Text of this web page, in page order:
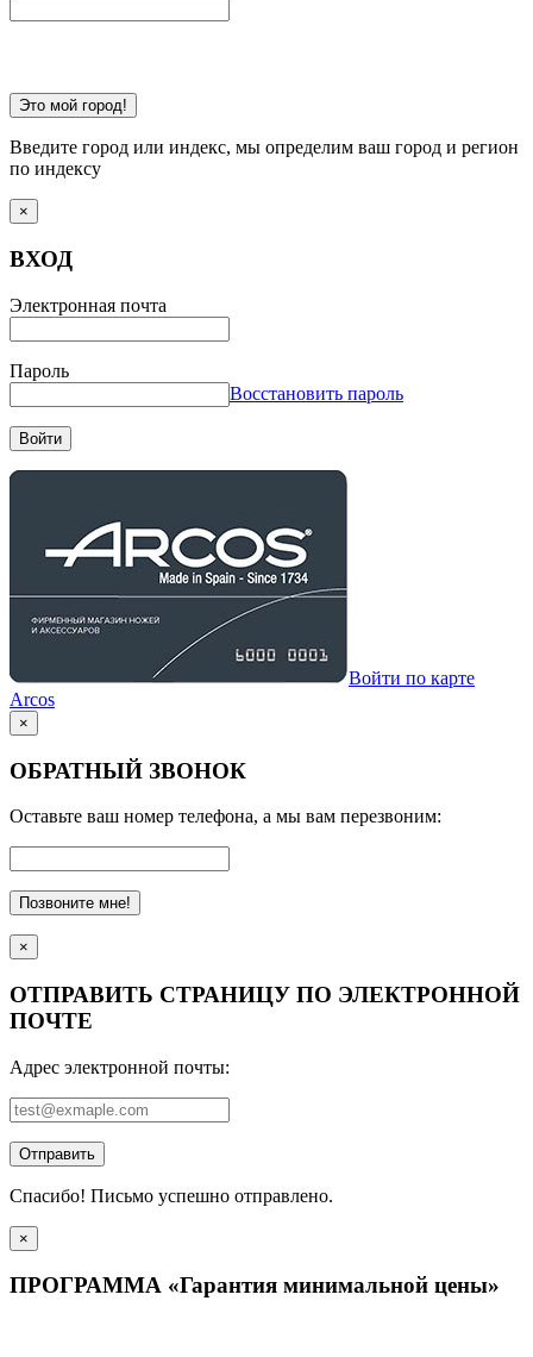
Это мой город!
Введите город или индекс, мы определим ваш город и регион
по индексу
×
ВХОД
Электронная почта
Пароль
Восстановить пароль
Войти
Войти по карте
Arcos
×
ОБРАТНЫЙ ЗВОНОК
Оставьте ваш номер телефона, а мы вам перезвоним:
Позвоните мне!
×
ОТПРАВИТЬ СТРАНИЦУ ПО ЭЛЕКТРОННОЙ
ПОЧТЕ
Адрес электронной почты:
Отправить
Спасибо! Письмо успешно отправлено.
×
ПРОГРАММА «Гарантия минимальной цены»